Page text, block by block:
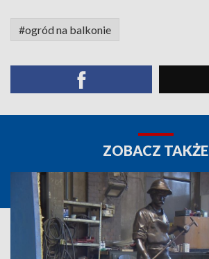
#ogród na balkonie
ZOBACZ TAKŻE